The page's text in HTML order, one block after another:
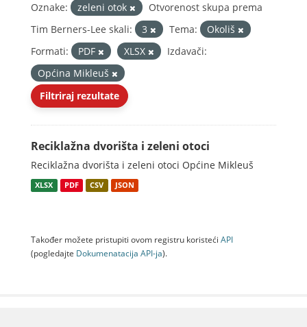
Oznake: zeleni otok
Otvorenost skupa prema
Tim Berners-Lee skali:
3 Tema:
Okoliš
Formati:
PDF XLSX
Izdavači:
Općina Mikleuš
Filtriraj rezultate
Reciklažna dvorišta i zeleni otoci
Reciklažna dvorišta i zeleni otoci Općine Mikleuš
XLSX PDF CSV JSON
Također možete pristupiti ovom registru koristeći API
(pogledajte Dokumenаtаcijа API-jа).